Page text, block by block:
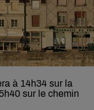
à 14h34 sur la
sur le chemin